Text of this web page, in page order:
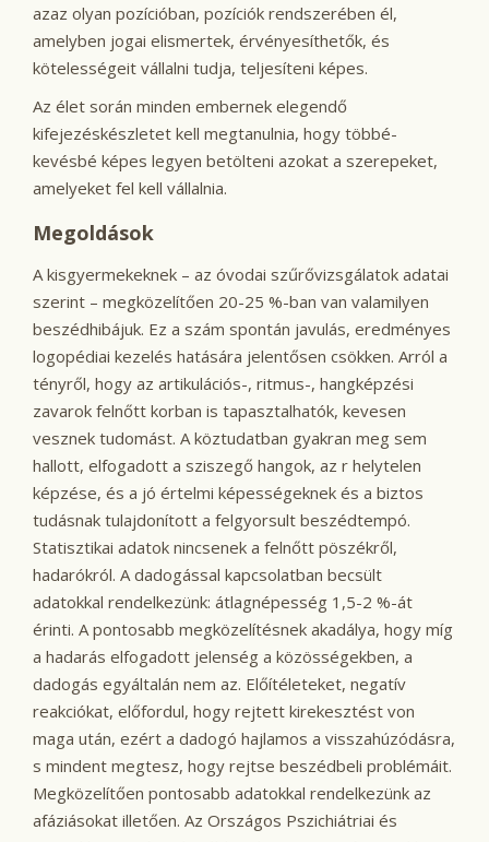
azaz olyan pozícióban, pozíciók rendszerében él,
amelyben jogai elismertek, érvényesíthetők, és
kötelességeit vállalni tudja, teljesíteni képes.
Az élet során minden embernek elegendő
kifejezéskészletet kell megtanulnia, hogy többé-
kevésbé képes legyen betölteni azokat a szerepeket,
amelyeket fel kell vállalnia.
Megoldások
A kisgyermekeknek – az óvodai szűrővizsgálatok adatai
szerint – megközelítően 20-25 %-ban van valamilyen
beszédhibájuk. Ez a szám spontán javulás, eredményes
logopédiai kezelés hatására jelentősen csökken. Arról a
tényről, hogy az artikulációs-, ritmus-, hangképzési
zavarok felnőtt korban is tapasztalhatók, kevesen
vesznek tudomást. A köztudatban gyakran meg sem
hallott, elfogadott a sziszegő hangok, az r helytelen
képzése, és a jó értelmi képességeknek és a biztos
tudásnak tulajdonított a felgyorsult beszédtempó.
Statisztikai adatok nincsenek a felnőtt pöszékről,
hadarókról. A dadogással kapcsolatban becsült
adatokkal rendelkezünk: átlagnépesség 1,5-2 %-át
érinti. A pontosabb megközelítésnek akadálya, hogy míg
a hadarás elfogadott jelenség a közösségekben, a
dadogás egyáltalán nem az. Előítéleteket, negatív
reakciókat, előfordul, hogy rejtett kirekesztést von
maga után, ezért a dadogó hajlamos a visszahúzódásra,
s mindent megtesz, hogy rejtse beszédbeli problémáit.
Megközelítően pontosabb adatokkal rendelkezünk az
afáziásokat illetően. Az Országos Pszichiátriai és